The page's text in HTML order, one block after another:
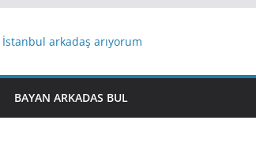
İstanbul arkadaş arıyorum
Yeni Bir Aşk Lazım
iş arayanlara iş
BAYAN ARKADAS BUL